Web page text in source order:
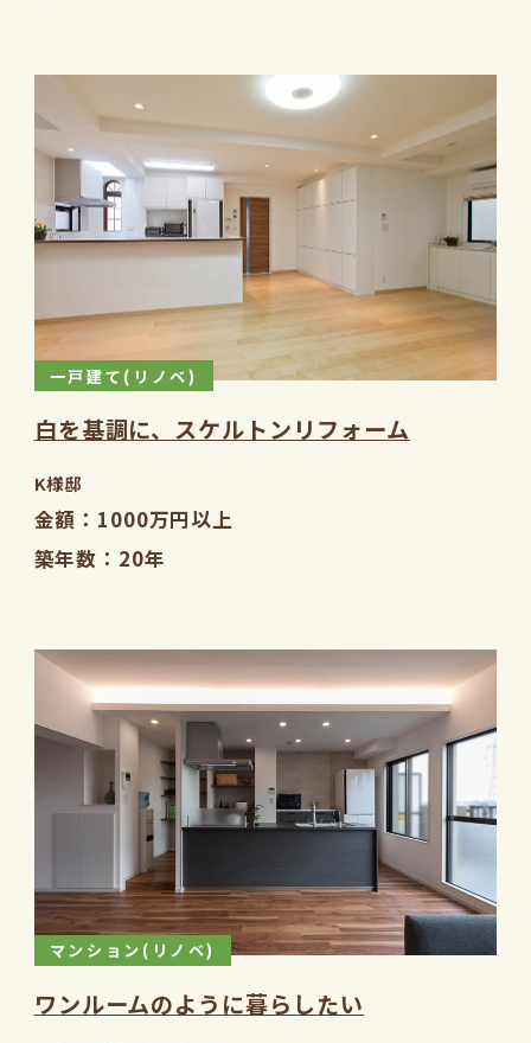
一戸建て(リノベ)
白を基調に、スケルトンリフォーム
K様邸
金額
1000万円以上
築年数
20年
マンション(リノベ)
ワンルームのように暮らしたい